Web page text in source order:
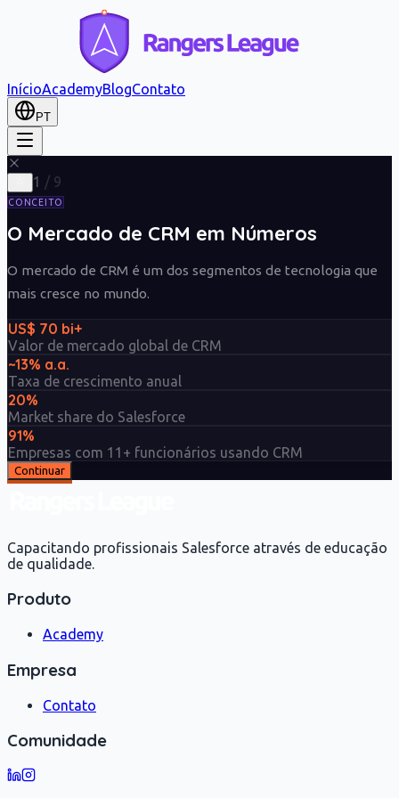
InícioAcademyBlogContato
PT
1 / 9
CONCEITO
O Mercado de CRM em Números
O mercado de CRM é um dos segmentos de tecnologia que
mais cresce no mundo.
US$ 70 bi+
Valor de mercado global de CRM
~13% a.a.
Taxa de crescimento anual
20%
Market share do Salesforce
91%
Empresas com 11+ funcionários usando CRM
Continuar
Capacitando profissionais Salesforce através de educação
de qualidade.
Produto
Academy
Empresa
Contato
Comunidade